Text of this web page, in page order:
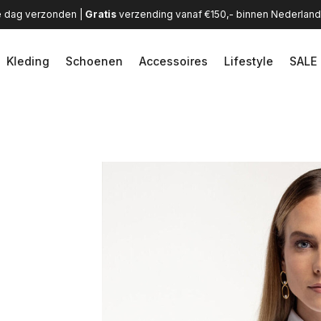
verzonden | Gratisverzending vanaf €150,- binnen Nederland
Kleding Schoenen Accessoires Lifestyle SALE